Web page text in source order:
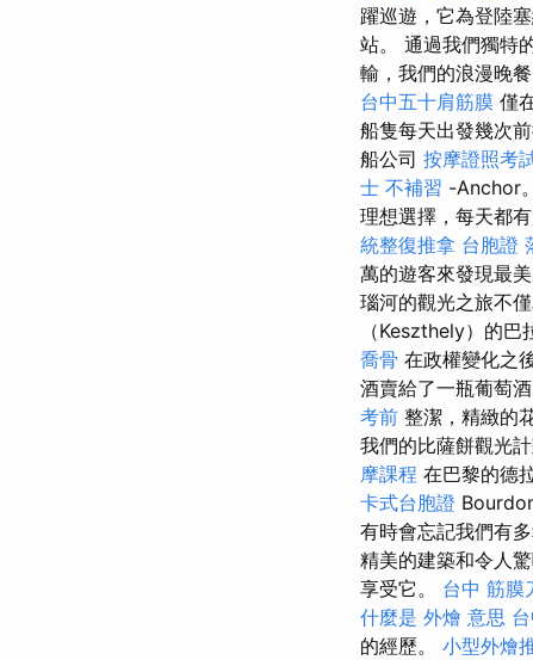
躍巡遊，它為登陸
站。 通過我們獨特
輸，我們的浪漫晚餐
台中五十肩筋膜 僅
船隻每天出發幾次
船公司 按摩證照考
士 不補習 -Anchor
理想選擇，每天都
統整復推拿 台胞證
萬的遊客來發現最
瑙河的觀光之旅不
（Keszthely）的
喬骨 在政權變化之
酒賣給了一瓶葡萄酒
考前 整潔，精緻的
我們的比薩餅觀光
摩課程 在巴黎的德
卡式台胞證
有時會忘記我們有
精美的建築和令人
享受它。 台中 筋膜
什麼是 外燴 意思
的經歷。 小型外燴